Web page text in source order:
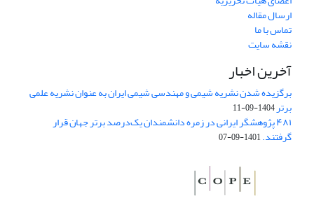
ارسال مقاله
تماس با ما
نقشه سایت
آخرین اخبار
برگزیده شدن نشریه شیمی و مهندسی شیمی ایران به عنوان نشریه علمی
برتر1404-09-11
۴۸۱ پژوهشگر ایرانی در زمره دانشمندان یک‌درصد برتر جهان قرار
گرفتند.1401-09-07